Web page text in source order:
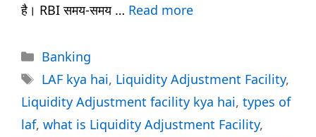
है। RBI समय-समय … Read more
Categories
Banking
Tags
LAF kya hai, Liquidity Adjustment Facility,
Liquidity Adjustment facility kya hai, types of
laf, what is Liquidity Adjustment Facility,